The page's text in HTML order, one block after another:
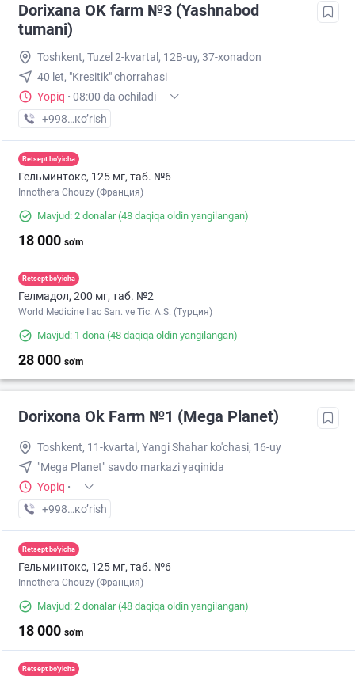
Dorixana OK farm №3 (Yashnabod
tumani)
Toshkent, Tuzel 2-kvartal, 12B-uy, 37-xonadon
40 let, "Kresitik" chorrahasi
Yopiq · 08:00 da ochiladi
+998 (90) XXX-XX-XX
кo’rish
Retsept bo'yicha
Гельминтокс, 125 мг, таб. №6
Innothera Chouzy (Франция)
Mavjud: 2 donalar(48 daqiqa oldin yangilangan)
18 000 so'm
Retsept bo'yicha
Гелмадол, 200 мг, таб. №2
World Medicine Ilac San. ve Tic. A.S. (Турция)
Mavjud: 1 dona (48 daqiqa oldin yangilangan)
28 000 so'm
Dorixona Ok Farm №1 (Mega Planet)
Toshkent, 11-kvartal, Yangi Shahar ko'chasi, 16-uy
"Mega Planet" savdo markazi yaqinida
Yopiq ·
+998 (90) XXX-XX-XX
кo’rish
Retsept bo'yicha
Гельминтокс, 125 мг, таб. №6
Innothera Chouzy (Франция)
Mavjud: 2 donalar(48 daqiqa oldin yangilangan)
18 000 so'm
Retsept bo'yicha